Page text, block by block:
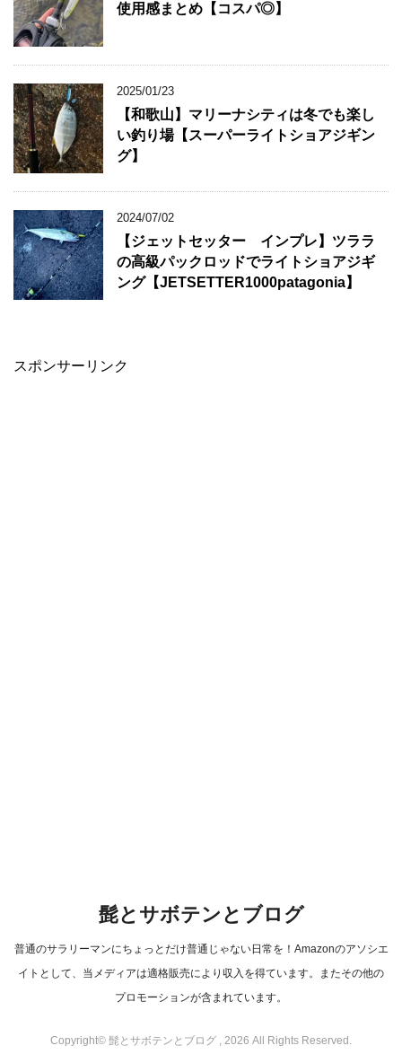
使用感まとめ【コスパ◎】
2025/01/23
【和歌山】マリーナシティは冬でも楽し
い釣り場【スーパーライトショアジギン
グ】
2024/07/02
【ジェットセッター インプレ】ツララ
の高級パックロッドでライトショアジギ
ング【JETSETTER1000patagonia】
スポンサーリンク
髭とサボテンとブログ
普通のサラリーマンにちょっとだけ普通じゃない日常を！Amazonのアソシエ
イトとして、当メディアは適格販売により収入を得ています。またその他の
プロモーションが含まれています。
Copyright© 髭とサボテンとブログ , 2026 All Rights Reserved.